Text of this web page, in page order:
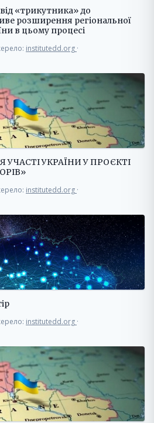
«трикутника» до
розширення регіональної
в цьому процесі
institutedd.org ·
УЧАСТІ УКРАЇНИ У ПРОЄКТІ
institutedd.org ·
institutedd.org ·